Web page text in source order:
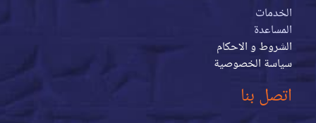
الخدمات
المساعدة
الشروط و الاحكام
سياسة الخصوصية
اتصل بنا